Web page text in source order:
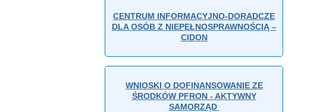
CENTRUM INFORMACYJNO-DORADCZE
DLA OSÓB Z NIEPEŁNOSPRAWNOŚCIĄ –
CIDON
WNIOSKI O DOFINANSOWANIE ZE
ŚRODKÓW PFRON - AKTYWNY
SAMORZĄD